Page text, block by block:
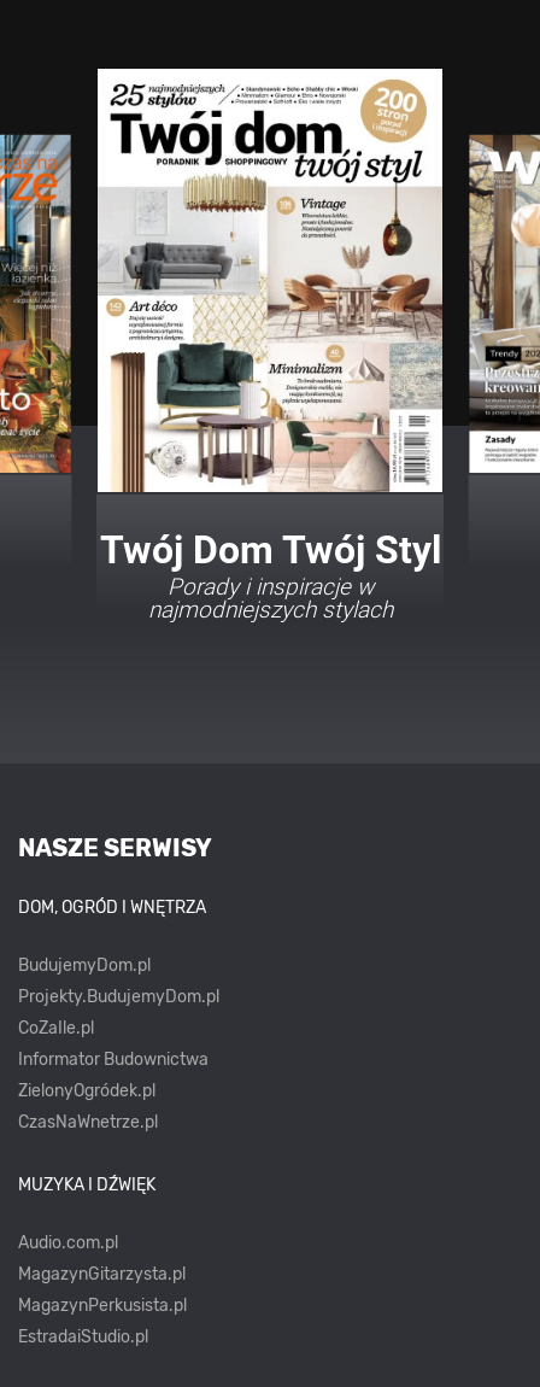
Twój Dom Twój Styl
Porady i inspiracje w
najmodniejszych stylach
NASZE SERWISY
DOM, OGRÓD I WNĘTRZA
BudujemyDom.pl
Projekty.BudujemyDom.pl
CoZaIle.pl
Informator Budownictwa
ZielonyOgródek.pl
CzasNaWnetrze.pl
MUZYKA I DŹWIĘK
Audio.com.pl
MagazynGitarzysta.pl
MagazynPerkusista.pl
EstradaiStudio.pl